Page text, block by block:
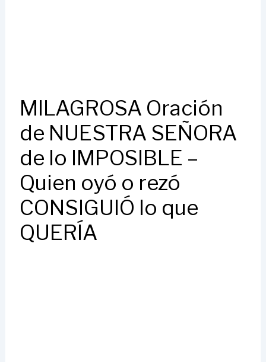
MILAGROSA Oración
de NUESTRA SEÑORA
de lo IMPOSIBLE –
Quien oyó o rezó
CONSIGUIÓ lo que
QUERÍA